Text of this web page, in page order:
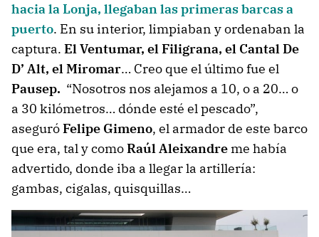
hacia la Lonja, llegaban las primeras barcas a
puerto. En su interior, limpiaban y ordenaban la
captura. El Ventumar, el Filigrana, el Cantal De
D’ Alt, el Miromar… Creo que el último fue el
Pausep. “Nosotros nos alejamos a 10, o a 20… o
a 30 kilómetros… dónde esté el pescado”,
aseguróFelipe Gimeno, el armador de este barco
que era, tal y comoRaúl Aleixandreme había
advertido, donde iba a llegar la artillería:
gambas, cigalas, quisquillas…